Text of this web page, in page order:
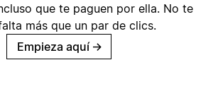
que te paguen por ella. No te
más que un par de clics.
Empieza aquí →